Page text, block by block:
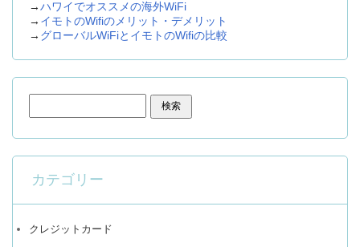
→ハワイでオススメの海外WiFi
→ イモトのWifiのメリット・デメリット
→ グローバルWiFiとイモトのWifiの比較
カテゴリー
クレジットカード